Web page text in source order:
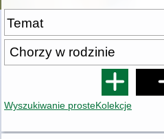
Wyszukiwanie prosteKolekcje